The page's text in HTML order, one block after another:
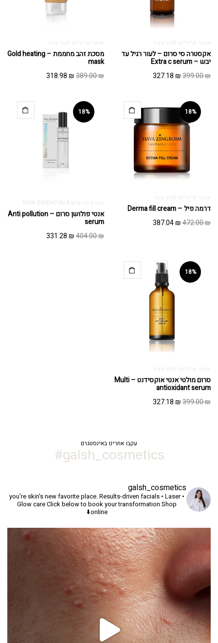
אנטי אייג'ינג לעור צעיר
אקסטרה סי סרום – לעור רגיל עד
יבש – Extra c serum
399.00₪
המחיר
399.00 ₪.
327.18 ₪
המחיר
327.18 ₪.
אנטי אייג'ינג לעור בוגר
מסכת זהב מחממת – Gold heating
mask
389.00₪
המחיר
389.00 ₪.
318.98 ₪
המחיר
318.98 ₪.
18%
אנטי אייג'ינג לעור בוגר
דרמה פיל – Derma fill cream
472.00₪
המחיר
387.04₪
המחיר
18%
סדרת סרומים NEW-ESSENTIALS
אנטי פולושן סרום – Anti pollution
serum
404.00₪
המחיר331.28 ₪
המחיר
18%
אנטי אייג'ינג לעור צעיר
סרום מולטי אנטי אוקסידנט – Multi
antioxidant serum
399.00₪
המחיר327.18 ₪
המחיר
עקבו אחרינו באינסטגרם
galsh_cosmetics#
galsh_cosmetics
you're skin's new favorite place.Results-driven facials • Laser •
Glow careClick below to book your transformation Shop
online⬇️